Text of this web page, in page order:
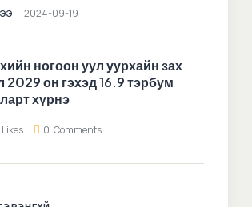
2024-09-19
ногоон уул уурхайн зах
2029 он гэхэд 16.9 тэрбум
хүрнэ
Likes 0 Comments